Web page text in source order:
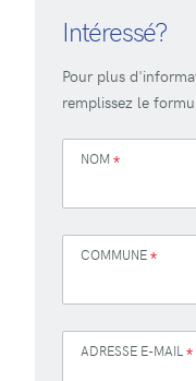
Intéressé?
Pour plus
remplissez le
NOM *
COMMUNE*
ADRESSE E-MAIL *